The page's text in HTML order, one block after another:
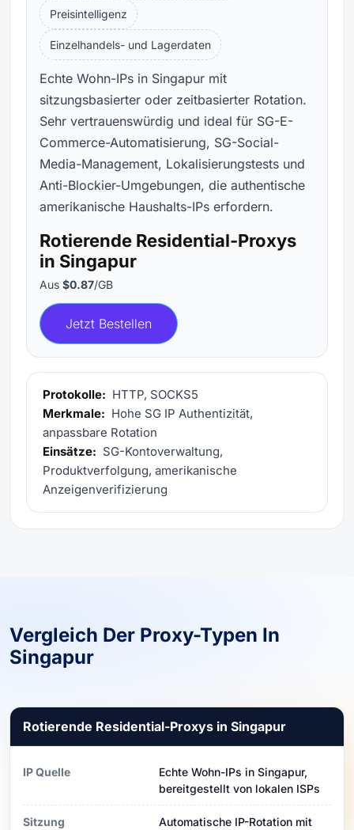
Preisintelligenz
Einzelhandels- und Lagerdaten
Echte Wohn-IPs in Singapur mit
sitzungsbasierter oder zeitbasierter Rotation.
Sehr vertrauenswürdig und ideal für SG-E-
Commerce-Automatisierung, SG-Social-
Media-Management, Lokalisierungstests und
Anti-Blockier-Umgebungen, die authentische
amerikanische Haushalts-IPs erfordern.
Rotierende Residential-Proxys
in Singapur
Aus $0.87/GB
Jetzt Bestellen
Protokolle: HTTP, SOCKS5
Merkmale: Hohe SG IP Authentizität,
anpassbare Rotation
Einsätze: SG-Kontoverwaltung,
Produktverfolgung, amerikanische
Anzeigenverifizierung
Vergleich Der Proxy-Typen In
Singapur
Rotierende Residential-Proxys in Singapur
IP Quelle
Echte Wohn-IPs in Singapur,
bereitgestellt von lokalen ISPs
Sitzung
Automatische IP-Rotation mit